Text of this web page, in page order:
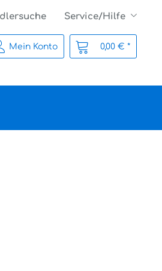
Service/Hilfe
Mein Konto 0,00 € *